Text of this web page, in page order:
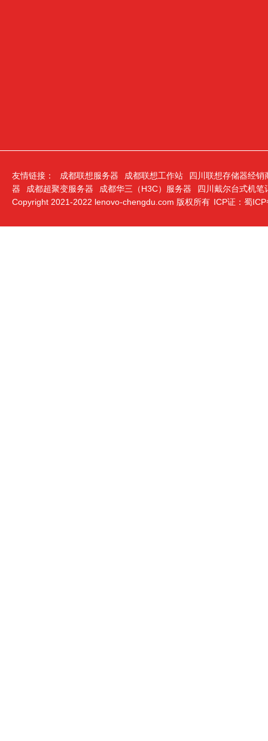
友情链接： 成都联想服务器 成都联想工作站
四川联想存储器经销
器
成都超聚变服务器 成都华三（H3C）服务器
四川戴尔台式机笔
Copyright 2021-2022 lenovo-chengdu.com 版权所有 ICP证：蜀